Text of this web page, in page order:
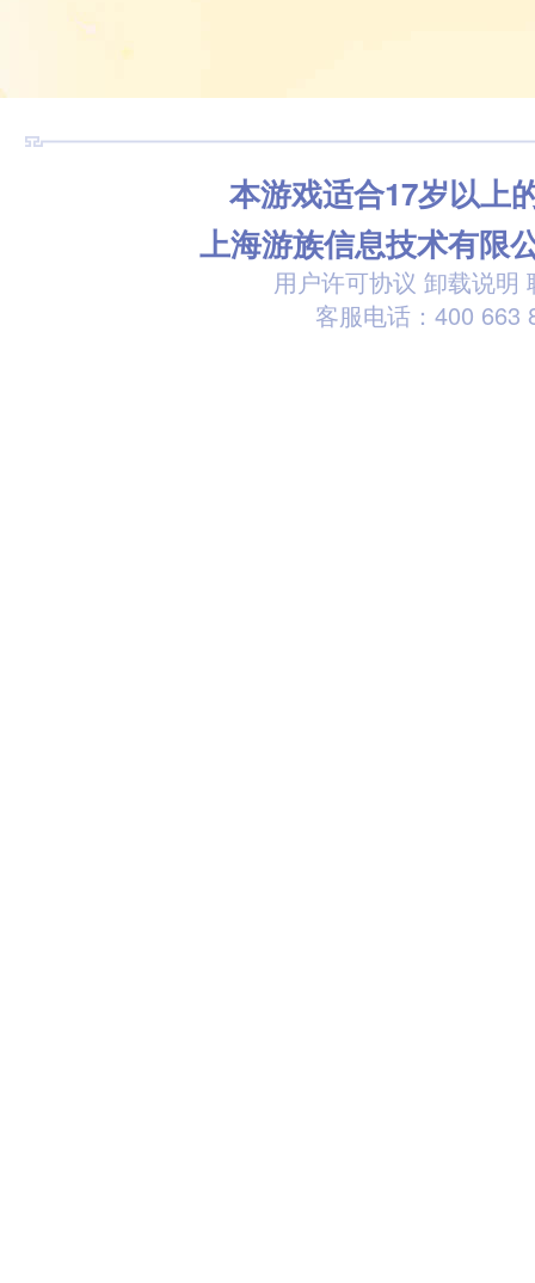
本游戏适合17岁以上
上海游族信息技术有限
用户许可协议 卸载说明
客服电话：400 663